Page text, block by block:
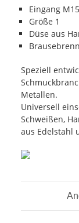
Eingang
Größe 1
Düse aus
Speziell
Metallen.
Universell
Schweißen,
aus Edelstahl